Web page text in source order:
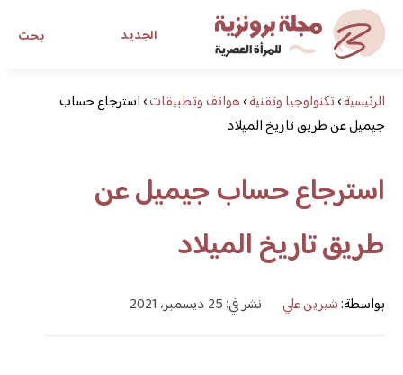
بحث الجديد
مجلة برونزية للفتاة العصريةالرئيسية›تكنولوجيا وتقنية›هواتف وتطبيقات›استرجاع حساب
جيميل عن طريق تاريخ الميلاد
استرجاع حساب جيميل عن
طريق تاريخ الميلاد
بواسطة:شيرين علي نشر في: 25 ديسمبر، 2021